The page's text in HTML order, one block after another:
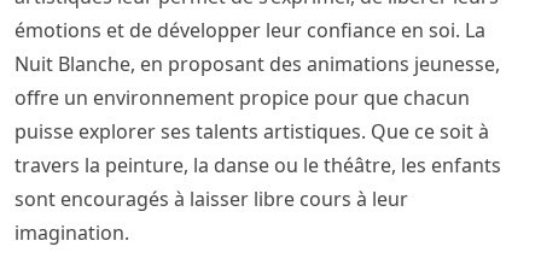
émotions et de développer leur confiance en soi. La
Nuit Blanche, en proposant des animations jeunesse,
offre un environnement propice pour que chacun
puisse explorer ses talents artistiques. Que ce soit à
travers la peinture, la danse ou le théâtre, les enfants
sont encouragés à laisser libre cours à leur
imagination.